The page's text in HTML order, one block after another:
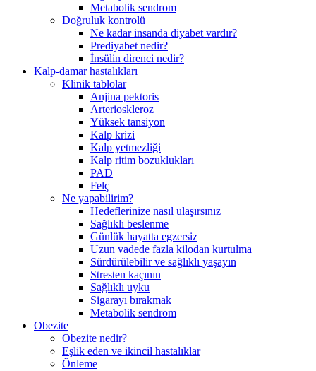
Metabolik sendrom
Doğruluk kontrolü
Ne kadar insanda diyabet vardır?
Prediyabet nedir?
İnsülin direnci nedir?
Kalp-damar hastalıkları
Klinik tablolar
Anjina pektoris
Arterioskleroz
Yüksek tansiyon
Kalp krizi
Kalp yetmezliği
Kalp ritim bozuklukları
PAD
Felç
Ne yapabilirim?
Hedeflerinize nasıl ulaşırsınız
Sağlıklı beslenme
Günlük hayatta egzersiz
Uzun vadede fazla kilodan kurtulma
Sürdürülebilir ve sağlıklı yaşayın
Stresten kaçının
Sağlıklı uyku
Sigarayı bırakmak
Metabolik sendrom
Obezite
Obezite nedir?
Eşlik eden ve ikincil hastalıklar
Önleme